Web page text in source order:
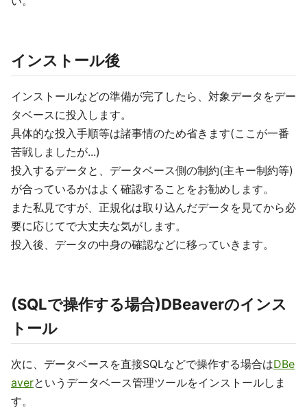
インストール後
インストールなどの準備が完了したら、対象データをデー
タベースに投入します。
具体的な投入手順等は諸事情のため省きます(ここが一番
苦戦しましたが...)
投入するデータと、データベース側の制約(主キー制約等)
が合っているかはよく確認することをお勧めします。
また私見ですが、正規化は取り込んだデータを見てから必
要に応じてで大丈夫な気がします。
投入後、データの中身の確認などに移っていきます。
(SQLで操作する場合)DBeaverのインス
トール
次に、データベースを直接SQLなどで操作する場合はDBe
averというデータベース管理ツールをインストールしま
す。